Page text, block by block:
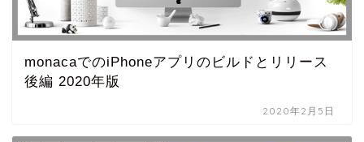
monacaでのiPhoneアプリのビルドとリリース
後編 2020年版
2020年2月5日